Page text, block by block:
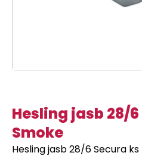
Hesling jasb 28/
Smoke
Hesling jasb 28/6 Secura